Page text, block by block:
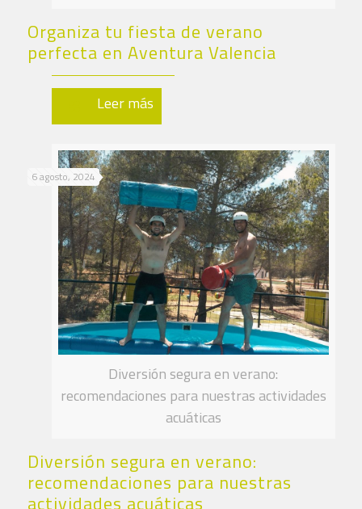
Organiza tu fiesta de verano
perfecta en Aventura Valencia
Leer más
Diversión segura en verano:
recomendaciones para nuestras actividades
acuáticas
6 agosto, 2024
Diversión segura en verano:
recomendaciones para nuestras
actividades acuáticas